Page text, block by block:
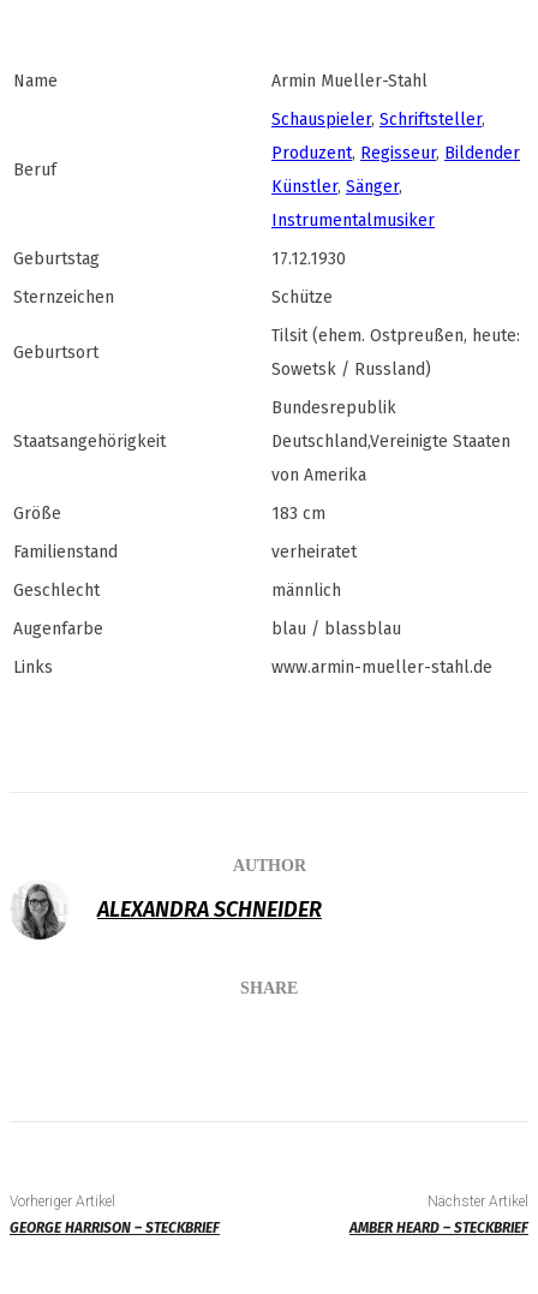
Name Armin Mueller-Stahl
Beruf
Schauspieler, Schriftsteller,
Produzent, Regisseur, Bildender
Künstler, Sänger,
Instrumentalmusiker
Geburtstag
17.12.1930
Sternzeichen
Schütze
Geburtsort
Tilsit (ehem. Ostpreußen, heute:
Sowetsk / Russland)
Staatsangehörigkeit
Bundesrepublik
Deutschland,Vereinigte Staaten
von Amerika
Größe
183 cm
Familienstand
verheiratet
Geschlecht
männlich
Augenfarbe
blau / blassblau
Links
www.armin-mueller-stahl.de
AUTHOR
ALEXANDRA SCHNEIDER
SHARE
Vorheriger Artikel
GEORGE HARRISON – STECKBRIEF
Nächster Artikel
AMBER HEARD – STECKBRIEF